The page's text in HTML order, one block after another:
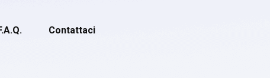
Contattaci